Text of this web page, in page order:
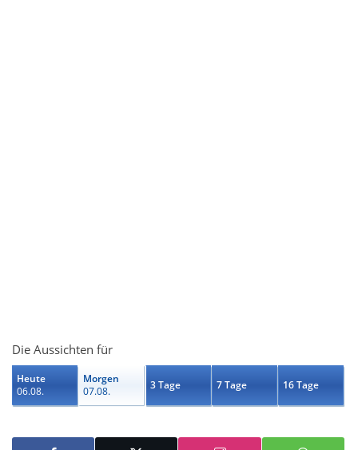
Die Aussichten für
Heute
06.08.
Morgen
07.08.
3 Tage 7 Tage 16 Tage